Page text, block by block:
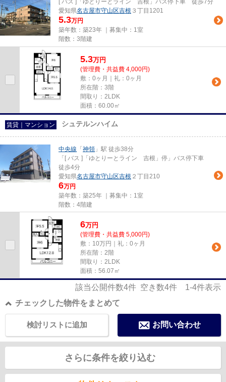
[ バス ]「ゆとりーとライン 吉根」バス停下車 徒歩7分
愛知県名古屋市守山区吉根 ３丁目1201
5.3万円
築年数：築23年 ｜募集中： 1室
階数：3階建
5.3万円
(管理費・共益費 4,000円)
敷：0ヶ月｜礼：0ヶ月
所在階：3階
間取り：2LDK
面積：60.00㎡
賃貸｜マンション シュテルンハイム
中央線 「 神領 」駅 徒歩38分
「[ バス ]「ゆとりーとライン 吉根」停」バス停下車
徒歩4分
愛知県名古屋市守山区吉根 ２丁目210
6万円
築年数：築25年 ｜募集中： 1室
階数：4階建
6万円
(管理費・共益費 5,000円)
敷：10万円｜礼：0ヶ月
所在階：2階
間取り：2LDK
面積：56.07㎡
該当公開件数4件 空き数4件 1-4件表示
チェックした物件をまとめて
お問い合わせ
検討リストに追加
さらに条件を絞り込む